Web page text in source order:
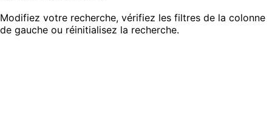
Modifiez votre recherche, vérifiez les filtres de la colonne
de gauche ou réinitialisez la recherche.